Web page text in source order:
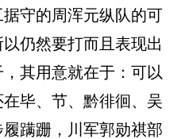
守的周浑元纵队的可
仍然要打而且表现出
其用意就在于：可以
毕、节、黔徘徊、吴
蹒跚，川军郭勋祺部